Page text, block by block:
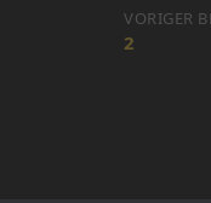
Post
VORIGER
2